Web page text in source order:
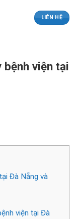
LIÊN HỆ
viện tại
Đà Nẵng và
viện tại Đà